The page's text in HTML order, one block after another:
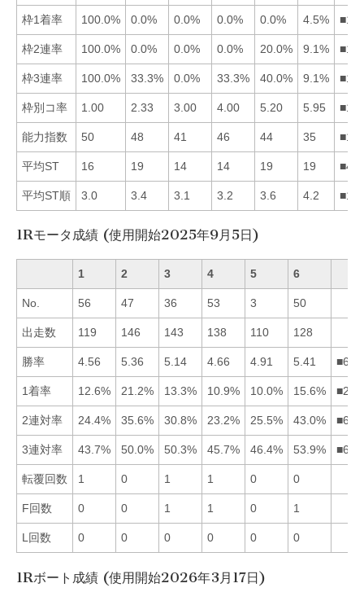
枠1着率 100.0% 0.0% 0.0% 0.0% 0.0% 4.5%
枠2連率 100.0% 0.0% 0.0% 0.0% 20.0% 9.1%
枠3連率 100.0% 33.3% 0.0% 33.3% 40.0% 9.1%
枠別コ率 1.00 2.33 3.00 4.00 5.20 5.95
能力指数 50 48 41 46 44 35
平均ST 16 19 14 14 19 19
平均ST順 3.0 3.4 3.1 3.2 3.6 4.2
1Rモータ成績 (使用開始2025年9月5日)
1 2 3 4 5 6
No. 56 47 36 53 3 50
出走数 119 146 143 138 110 128
勝率 4.56 5.36 5.14 4.66 4.91 5.41
1着率 12.6% 21.2% 13.3% 10.9% 10.0% 15.6%
2連対率 24.4% 35.6% 30.8% 23.2% 25.5% 43.0%
3連対率 43.7% 50.0% 50.3% 45.7% 46.4% 53.9%
転覆回数 1 0 1 1 0 0
F回数 0 0 1 1 0 1
L回数 0 0 0 0 0 0
1Rボート成績 (使用開始2026年3月17日)